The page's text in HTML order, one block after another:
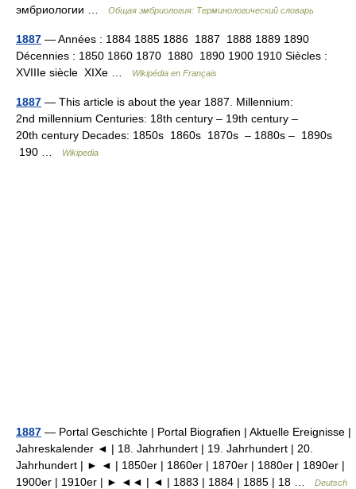
эмбриологии …
Общая эмбриология: Терминологический словарь
1887 — Années : 1884 1885 1886 1887 1888 1889 1890
Décennies : 1850 1860 1870 1880 1890 1900 1910 Siècles :
XVIIIe siècle XIXe …
Wikipédia en Français
1887 — This article is about the year 1887. Millennium:
2nd millennium Centuries: 18th century – 19th century –
20th century Decades: 1850s 1860s 1870s – 1880s – 1890s
190 …
Wikipedia
1887 — Portal Geschichte | Portal Biografien | Aktuelle Ereignisse |
Jahreskalender ◄ | 18. Jahrhundert | 19. Jahrhundert | 20.
Jahrhundert | ► ◄ | 1850er | 1860er | 1870er | 1880er | 1890er |
1900er | 1910er | ► ◄◄ | ◄ | 1883 | 1884 | 1885 | 18 …
Deutsch